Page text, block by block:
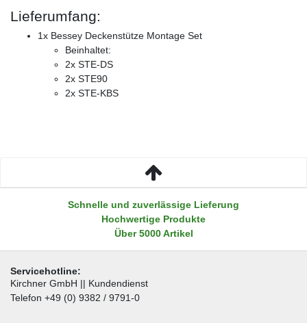
Lieferumfang:
1x Bessey Deckenstütze Montage Set
Beinhaltet:
2x STE-DS
2x STE90
2x STE-KBS
Schnelle und zuverlässige Lieferung
Hochwertige Produkte
Über 5000 Artikel
Servicehotline:
Kirchner GmbH || Kundendienst
Telefon +49 (0) 9382 / 9791-0